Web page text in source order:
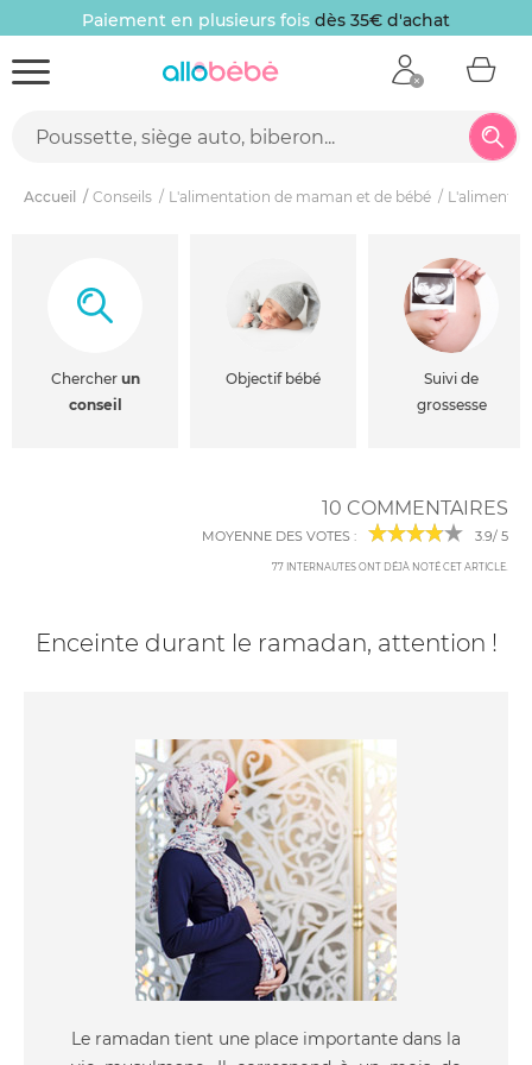
Paiement en plusieurs fois dès 35€ d'achat
Accueil Conseils L'alimentation de maman et de bébé
Chercher un
conseil
Objectif bébé
Suivi de
grossesse
10 COMMENTAIRES
MOYENNE DES VOTES : 3.9/ 5
77 INTERNAUTES ONT DÉJÀ NOTÉ CET ARTICLE.
Enceinte durant le ramadan, attention !
Le ramadan tient une place importante dans la